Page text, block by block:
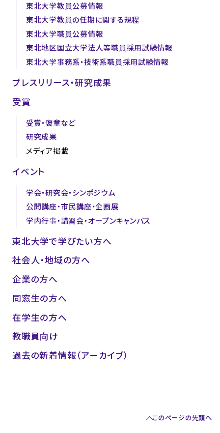
東北大学教員公募情報
東北大学教員の任期に関する規程
東北大学職員公募情報
東北地区国立大学法人等職員採用試験情報
東北大学事務系・技術系職員採用試験情報
プレスリリース・研究成果
受賞
受賞・褒章など
研究成果
メディア掲載
イベント
学会・研究会・シンポジウム
公開講座・市民講座・企画展
学内行事・講習会・オープンキャンパス
東北大学で学びたい方へ
社会人・地域の方へ
企業の方へ
同窓生の方へ
在学生の方へ
教職員向け
過去の新着情報（アーカイブ）
このページの先頭へ